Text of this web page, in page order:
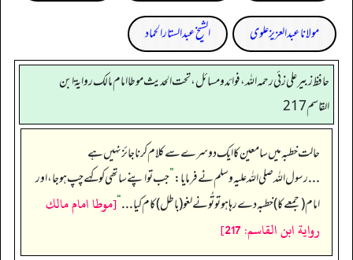
مولانا عبد العزیز علوی الشیخ عبدالستار الحماد
حافظ زبير على زئي رحمه الله، فوائد و مسائل، تحت الحديث موطا امام مالك رواية ابن
القاسم 217
حالت خطبہ میں سامعین کا ایک دوسرے سے کلام کرنا جائز نہیں ہے
... رسول اللہ صلی اللہ علیہ وسلم نے فرمایا:”جب تو اپنے ساتھی کو کہے چپ ہو جا، اور
امام (جمعے کا) خطبہ دے رہا ہو تو تُو نے لغو (باطل) کام کیا ...“[موطا امام مالك
رواية ابن القاسم: 217]